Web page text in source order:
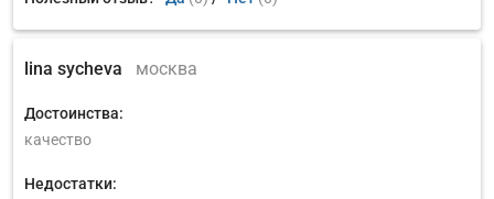
lina sycheva москва
Достоинства:
качество
Недостатки: